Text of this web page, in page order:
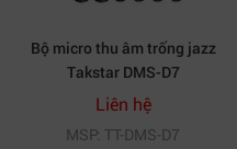
Bộ micro thu âm trống jazz
Takstar DMS-D7
Liên hệ
MSP: TT-DMS-D7